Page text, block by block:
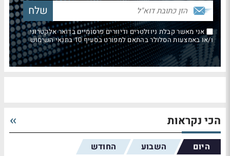
אני מאשר קבלת ניוזלטרים ודיוורים פרסומיים בדואר אלקטרוני
ו/או באמצעות הסלולר בהתאם למפורט בסעיף 10 בתנאי השימוש
הכי נקראות
היום השבוע החודש